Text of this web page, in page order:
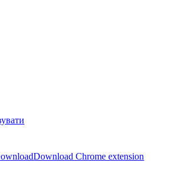
Download Chrome extension